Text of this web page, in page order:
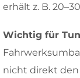
erhält z. B.
Wichtig für
nicht direkt den